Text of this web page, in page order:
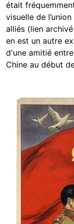
était
visuelle de
alliés (lien archivé
en est un autre
d'une amitié
Chine au début
Image